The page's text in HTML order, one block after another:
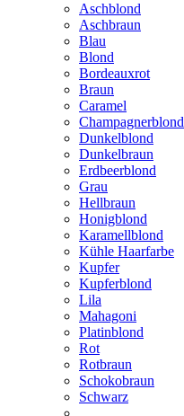
Aschblond
Aschbraun
Blau
Blond
Bordeauxrot
Braun
Caramel
Champagnerblond
Dunkelblond
Dunkelbraun
Erdbeerblond
Grau
Hellbraun
Honigblond
Karamellblond
Kühle Haarfarbe
Kupfer
Kupferblond
Lila
Mahagoni
Platinblond
Rot
Rotbraun
Schokobraun
Schwarz